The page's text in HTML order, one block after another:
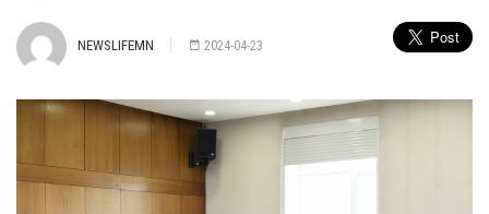
NEWSLIFEMN 2024-04-23